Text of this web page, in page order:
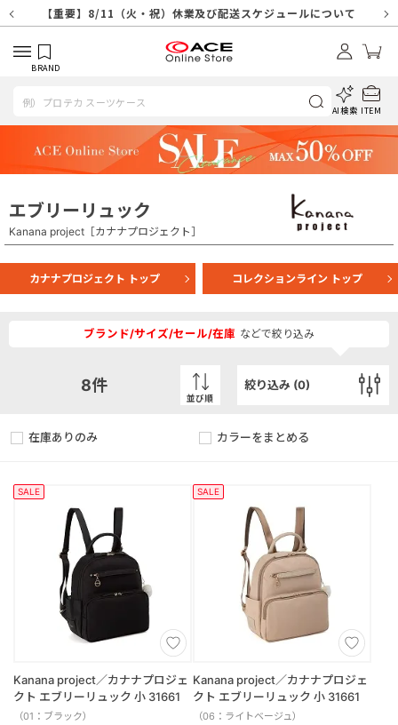
【重要】8/11（火・祝）休業及び配送スケジュールについて
【重要】令和８年熊本地震に伴う配送への影響について
【重要】納品書・領収書ペーパーレス化（電子化）のお知らせ
【重要】天候不良や交通状況・物量増等に伴う配送への影響について
【重要】悪質な詐欺サイトにご注意ください
【重要】各種メールが届かない場合に関しまして
【重要】お問い合わせのご対応に関しまして
【重要】SNSのなりすまし詐欺にご注意ください
BRAND
AI検索 ITEM
エブリーリュック
Kanana project［カナナプロジェクト］
カナナプロジェクト トップ コレクションライン トップ
ブランド/サイズ/セール/在庫 などで絞り込み
8件
並び順
絞り込み (0)
在庫ありのみ カラーをまとめる
SALE
Kanana project／カナナプロジェ
クト エブリーリュック 小 31661
（01：ブラック）
SALE
Kanana project／カナナプロジェ
クト エブリーリュック 小 31661
（06：ライトベージュ）